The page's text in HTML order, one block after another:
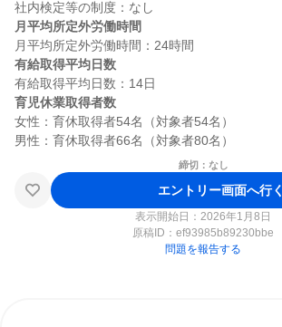
月平均所定外労働時間
有給取得平均日数
育児休業取得者数
女性：育休取得者54名（対象者54名）
締切：なし
エントリー画面へ行く
表示開始日：2026年1月8日
原稿ID： ef93985b89230bbe
問題を報告する